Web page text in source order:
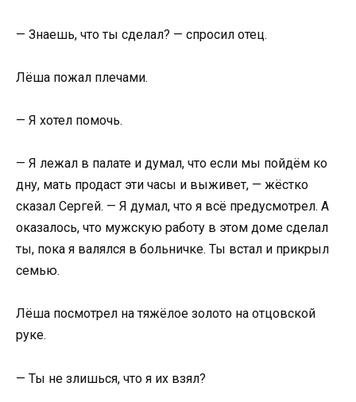
— Знаешь, что ты сделал? — спросил отец.
Лёша пожал плечами.
— Я хотел помочь.
— Я лежал в палате и думал, что если мы пойдём ко
дну, мать продаст эти часы и выживет, — жёстко
сказал Сергей. — Я думал, что я всё предусмотрел. А
оказалось, что мужскую работу в этом доме сделал
ты, пока я валялся в больничке. Ты встал и прикрыл
семью.
Лёша посмотрел на тяжёлое золото на отцовской
руке.
— Ты не злишься, что я их взял?